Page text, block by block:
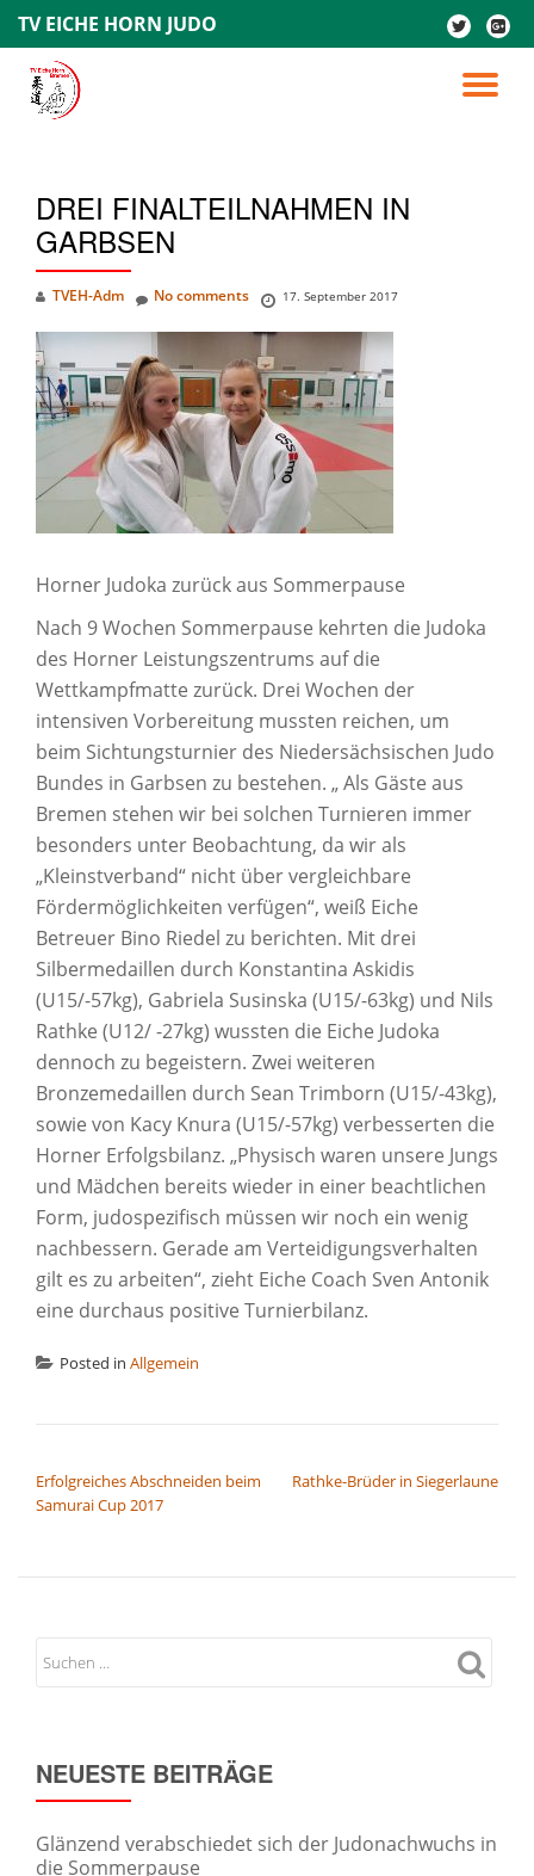
content
TV EICHE HORN JUDO
fa-
twitter
fa-
plus-
square
DREI FINALTEILNAHMEN IN
GARBSEN
TVEH-Adm 17. September 2017
No comments
Horner Judoka zurück aus Sommerpause
Nach 9 Wochen Sommerpause kehrten die Judoka
des Horner Leistungszentrums auf die
Wettkampfmatte zurück. Drei Wochen der
intensiven Vorbereitung mussten reichen, um
beim Sichtungsturnier des Niedersächsischen Judo
Bundes in Garbsen zu bestehen. „ Als Gäste aus
Bremen stehen wir bei solchen Turnieren immer
besonders unter Beobachtung, da wir als
„Kleinstverband“ nicht über vergleichbare
Fördermöglichkeiten verfügen“, weiß Eiche
Betreuer Bino Riedel zu berichten. Mit drei
Silbermedaillen durch Konstantina Askidis
(U15/-57kg), Gabriela Susinska (U15/-63kg) und Nils
Rathke (U12/ -27kg) wussten die Eiche Judoka
dennoch zu begeistern. Zwei weiteren
Bronzemedaillen durch Sean Trimborn (U15/-43kg),
sowie von Kacy Knura (U15/-57kg) verbesserten die
Horner Erfolgsbilanz. „Physisch waren unsere Jungs
und Mädchen bereits wieder in einer beachtlichen
Form, judospezifisch müssen wir noch ein wenig
nachbessern. Gerade am Verteidigungsverhalten
gilt es zu arbeiten“, zieht Eiche Coach Sven Antonik
eine durchaus positive Turnierbilanz.
Posted in Allgemein
Erfolgreiches Abschneiden beim
Samurai Cup 2017
Rathke-Brüder in Siegerlaune
NEUESTE BEITRÄGE
Glänzend verabschiedet sich der Judonachwuchs in
die Sommerpause